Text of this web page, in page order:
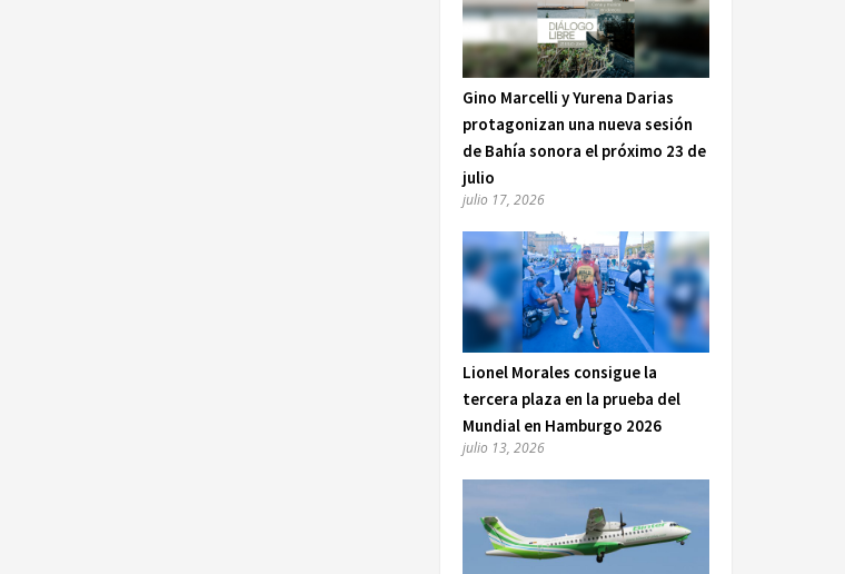
Gino Marcelli y Yurena Darias
protagonizan una nueva sesión
de Bahía sonora el próximo 23 de
julio
julio 17, 2026
Lionel Morales consigue la
tercera plaza en la prueba del
Mundial en Hamburgo 2026
julio 13, 2026